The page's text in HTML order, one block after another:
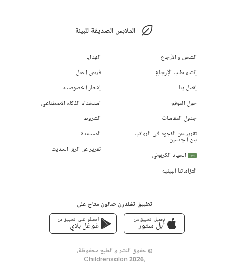
الملابس الصديقة للبيئة
الشحن و الأرجاع
إنشاء طلب الإرجاع
إتصل بنا
حول الموقع
جدول المقاسات
تقرير عن الفجوة في الرواتب
بين الجنسين
جديد
الحياد الكربوني
التزاماتنا البيئية
الهدايا
فرص العمل
إشعار الخصوصية
استخدام الذكاء الاصطناعي
الشروط
المساعدة
تقرير عن الرق الحديث
تطبيق تشلدرن صالون متاح على
تحميل التطبيق من
أبل ستور
احصلوا على التطبيق من
غوغل بلاي
© حقوق النشر و الطبع محفوظة،
,
Childrensalon 2026